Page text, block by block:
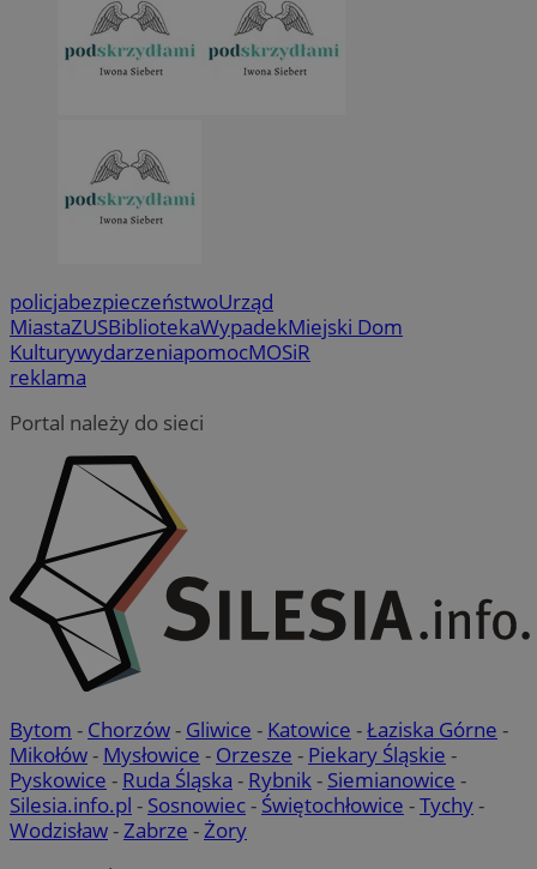
policjabezpieczeństwoUrząd
MiastaZUSBibliotekaWypadekMiejski Dom
KulturywydarzeniapomocMOSiR
reklama
Portal należy do sieci
Bytom - Chorzów- Gliwice - Katowice -Łaziska Górne -
Mikołów- Mysłowice - Orzesze - Piekary Śląskie -
Pyskowice - Ruda Śląska - Rybnik- Siemianowice -
Silesia.info.pl - Sosnowiec- Świętochłowice -Tychy-
Wodzisław-Zabrze -Żory